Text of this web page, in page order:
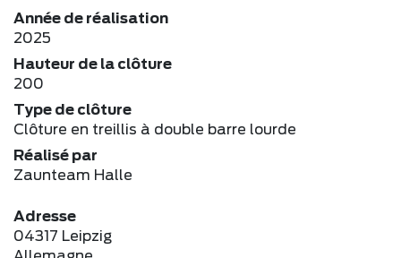
Année de réalisation
2025
Hauteur de la clôture
200
Type de clôture
Clôture en treillis à double barre lourde
Réalisé par
Zaunteam Halle
Adresse
04317 Leipzig